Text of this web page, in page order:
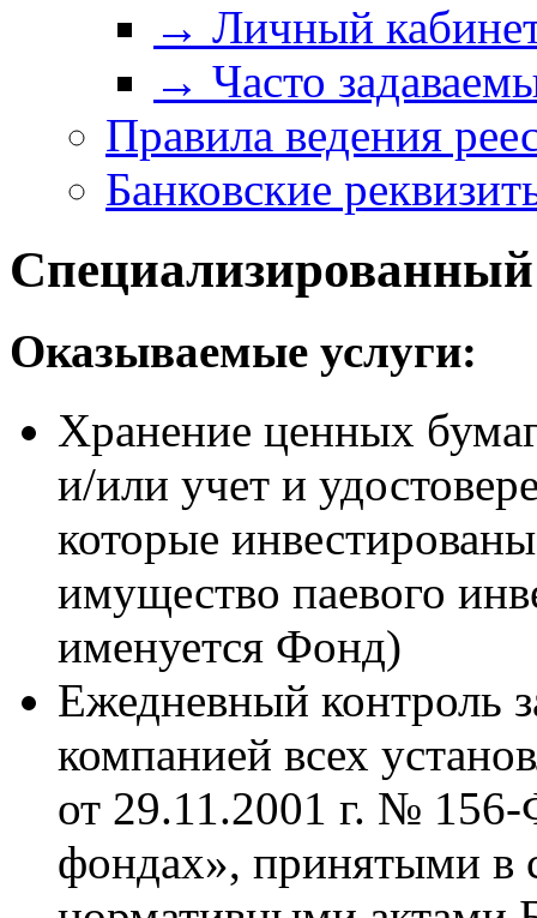
→ Личный
→ Часто
Правила ведения
Банковские
Оказываемые услуги:
Хранение ценных
и/или учет и
которые
имущество паевого
именуется Фонд)
Ежедневный контроль
компанией всех
от 29.11.2001 г. №
фондах», принятыми в